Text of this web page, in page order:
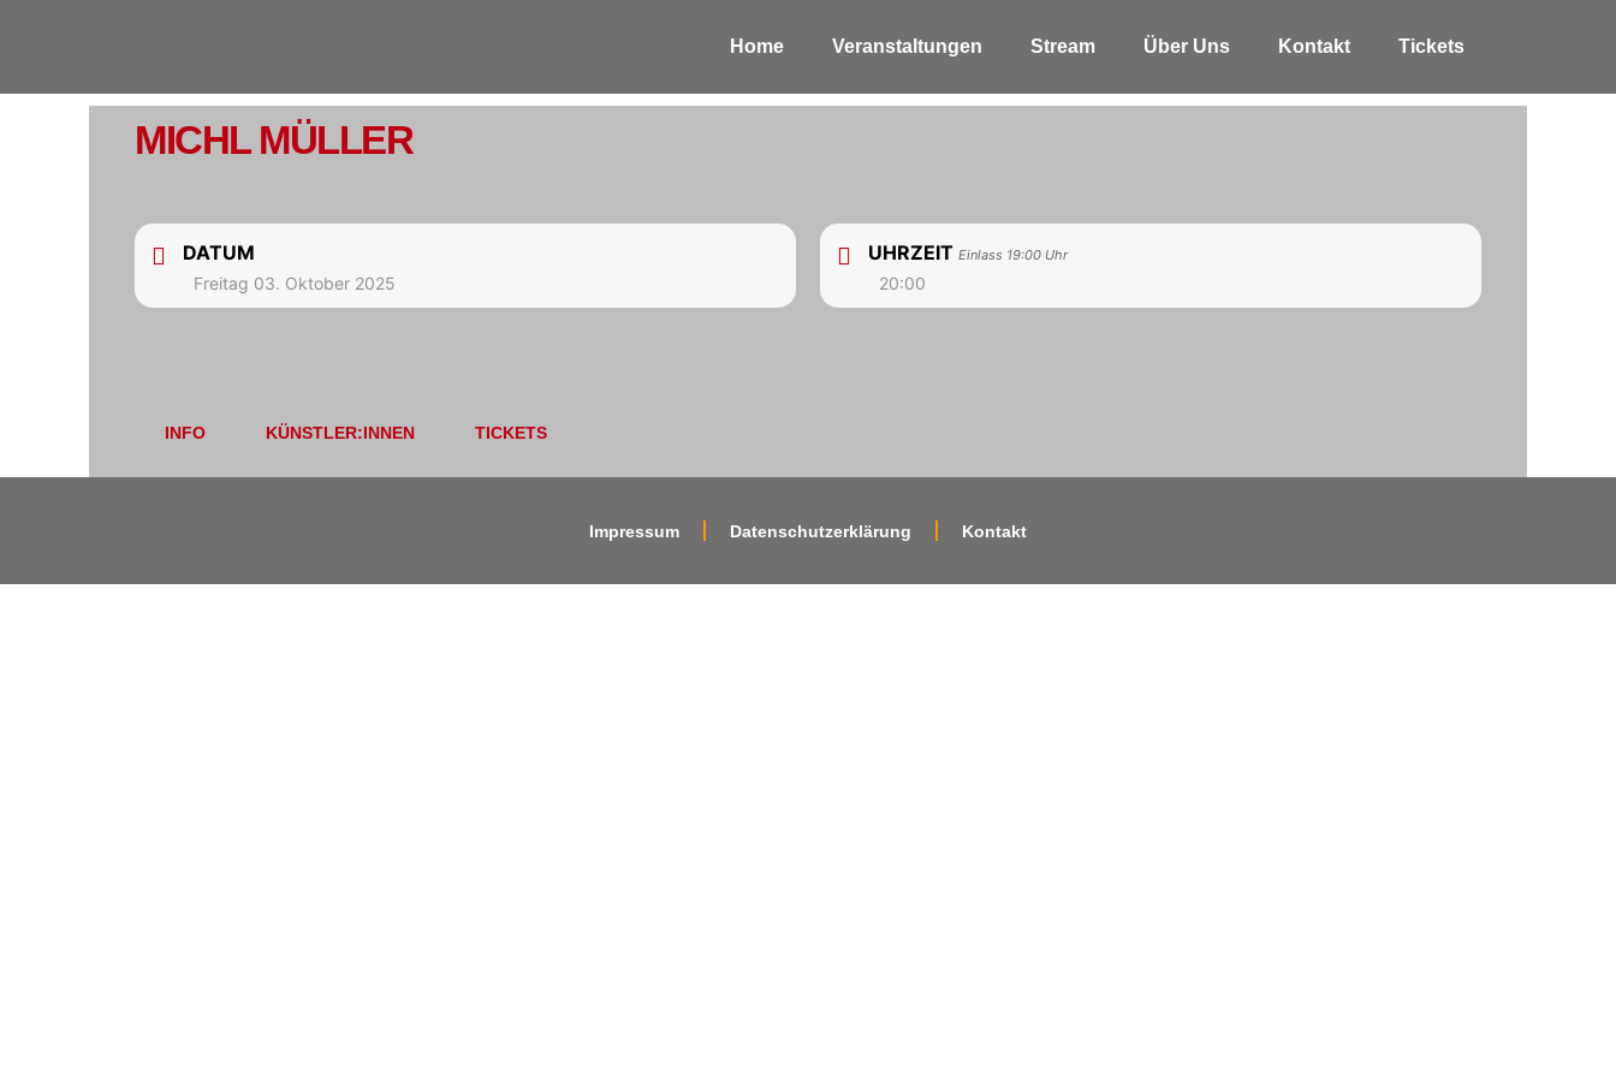
Home Veranstaltungen Stream Über Uns Kontakt Tickets
MICHL MÜLLER
DATUM
Freitag 03. Oktober 2025
UHRZEIT Einlass 19:00 Uhr
20:00
INFO KÜNSTLER:INNEN TICKETS
Impressum Datenschutzerklärung Kontakt